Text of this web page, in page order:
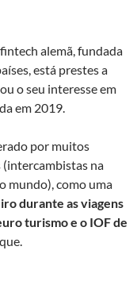
fintech alemã, fundada
está prestes a
o seu interesse em
em 2019.
por muitos
na
mundo), como uma
durante as viagens
turismo e o IOF de